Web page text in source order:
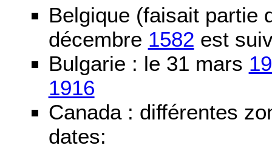
Belgique (faisait partie
décembre 1582 est
Bulgarie : le 31 mars
1916
Canada : différentes
dates: